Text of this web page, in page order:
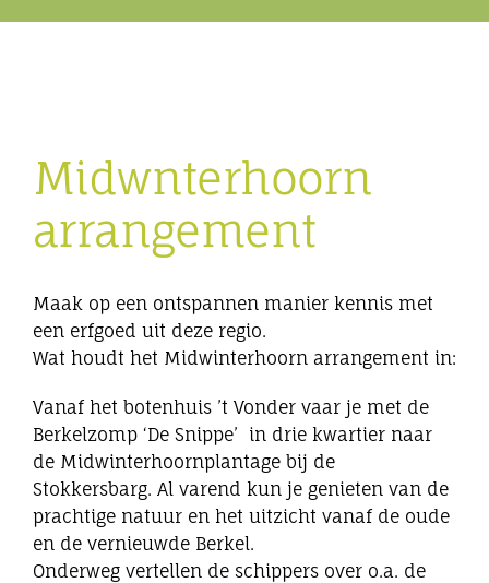
Eibergen onderneemt
Winkels
Bedrijven
Midwnterhoorn
arrangement
Maak op een ontspannen manier kennis met
een erfgoed uit deze regio.
Wat houdt het Midwinterhoorn arrangement in:
Vanaf het botenhuis ’t Vonder vaar je met de
Berkelzomp ‘De Snippe’ in drie kwartier naar
de Midwinterhoornplantage bij de
Stokkersbarg. Al varend kun je genieten van de
prachtige natuur en het uitzicht vanaf de oude
en de vernieuwde Berkel.
Onderweg vertellen de schippers over o.a. de